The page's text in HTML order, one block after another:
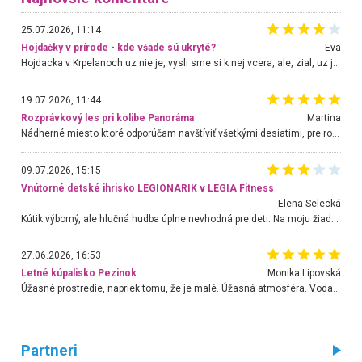
25.07.2026, 11:14
Hojdačky v prírode - kde všade sú ukryté?
Eva
Hojdacka v Krpelanoch uz nie je, vysli sme si k nej vcera, ale, zial, uz je znicena. Ak sem planujete cestu len kvoli hojdacke, mozete si ju usetrit. Krasny vyhlad je tu vsak aj bez hojdacky :-)
19.07.2026, 11:44
Rozprávkový les pri kolibe Panoráma
Martina
Nádherné miesto ktoré odporúčam navštíviť všetkými desiatimi, pre rodiny s deťmi, dôchodcom... Proste a jednoducho ozaj rozprávkový les.. určite ešte prídeme. Odniesli sme si na pamiatku krásne tričká,
09.07.2026, 15:15
Vnútorné detské ihrisko LEGIONARIK v LEGIA Fitness
Elena Selecká
27.06.2026, 16:53
Letné kúpalisko Pezinok
. Monika Lipovská
Úžasné prostredie, napriek tomu, že je malé. Úžasná atmosféra. Voda fantastická a nádherná. Ľudí je pomerne veľa, ale su mili a ohľaduplní. Je veľmi zaujímavé sledovať, ako dokážu spolu športovať cudzí ľudia a bez ohľadu na vek. Vládne tu pohoda. Vnuka neviem dostať z vody. Ďakujem za krásny deň . Urcite sa sem vrátim. Jediný problém je s parkovaním, ale aj ten sa mi podarilo vyriešiť. Monika Bratislava
Partneri